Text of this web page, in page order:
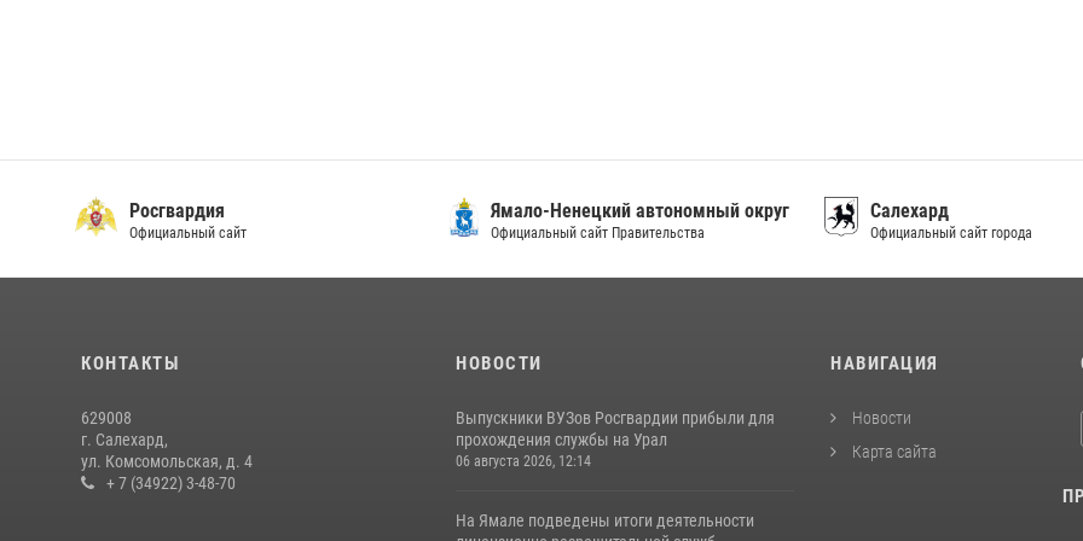
Росгвардия
Официальный сайт
Ямало-Ненецкий автономный округ
Официальный сайт Правительства
Салехард
Официальный сайт города
КОНТАКТЫ
629008
г. Салехард,
ул. Комсомольская, д. 4
+ 7 (34922) 3-48-70
НОВОСТИ
Выпускники ВУЗов Росгвардии прибыли для
прохождения службы на Урал
06 августа 2026, 12:14
На Ямале подведены итоги деятельности
НАВИГАЦИЯ
Новости
Карта сайта